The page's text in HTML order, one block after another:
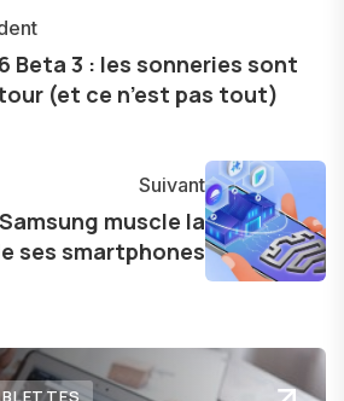
technologiques. Armé
j'aime dévoiler les
et innovations, partageant
mes découvertes avec la
des frontières de la
permet de présenter aux
captivant de ce que le futur
Beta 3 : les sonneries sont
(et ce n’est pas tout)
Suivant
muscle la
ses smartphones